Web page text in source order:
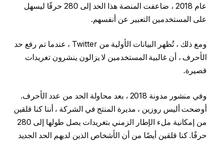
عام 2018 ، ضاعفت المنصة هذا الحد إلى 280 حرفًا ليسهل
على المستخدمين التعبير عن أنفسهم.
ومع ذلك ، تُظهر البيانات الأولية من Twitter ، عندما تم رفع حد
الأحرف ، أن غالبية المستخدمين لا يزالون ينشرون تغريدات
قصيرة.
وفي منشور مدونة 2018 ، بعد محاولة الحد من عدد الأحرف.
أوضحت أليس روزين ، مديرة المنتج في الشركة ، أننا كنا قلقين
من إمكانية ملء الإطار الزمني بتغريدات يصل طولها إلى 280
حرفًا. كنا قلقين أيضًا من أن الأشخاص الذين لديهم الحد الجديد